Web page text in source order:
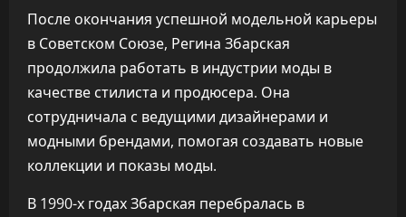
После окончания успешной модельной карьеры
в Советском Союзе, Регина Збарская
продолжила работать в индустрии моды в
качестве стилиста и продюсера. Она
сотрудничала с ведущими дизайнерами и
модными брендами, помогая создавать новые
коллекции и показы моды.
В 1990-х годах Збарская перебралась в